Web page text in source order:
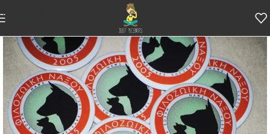
Skip to navigation
Skip to main content